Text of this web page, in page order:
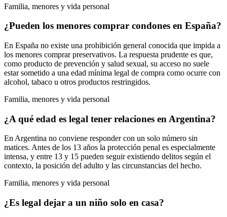
Familia, menores y vida personal
¿Pueden los menores comprar condones en España?
En España no existe una prohibición general conocida que impida a
los menores comprar preservativos. La respuesta prudente es que,
como producto de prevención y salud sexual, su acceso no suele
estar sometido a una edad mínima legal de compra como ocurre con
alcohol, tabaco u otros productos restringidos.
Familia, menores y vida personal
¿A qué edad es legal tener relaciones en Argentina?
En Argentina no conviene responder con un solo número sin
matices. Antes de los 13 años la protección penal es especialmente
intensa, y entre 13 y 15 pueden seguir existiendo delitos según el
contexto, la posición del adulto y las circunstancias del hecho.
Familia, menores y vida personal
¿Es legal dejar a un niño solo en casa?